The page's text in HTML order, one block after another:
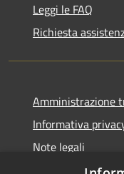
Leggi le FAQ
Richiesta
Amministrazione
Informativa
Note legali
Dichiarazione di